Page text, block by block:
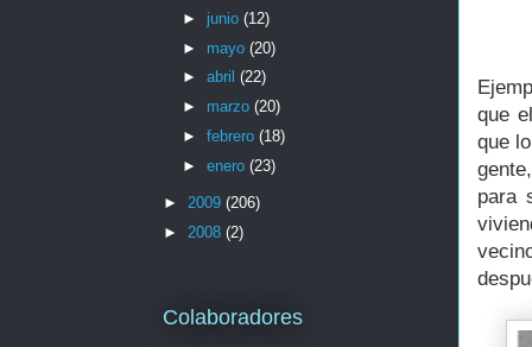
que
que
para
► junio (12)
► mayo (20)
► abril (22)
► marzo (20)
► febrero (18)
► enero (23)
► 2009 (206)
► 2008 (2)
Colaboradores